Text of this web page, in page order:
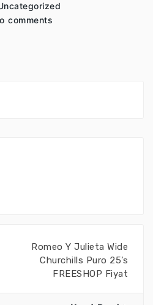
comments
Romeo Y Julieta Wide
Churchills Puro 25’s
FREESHOP Fiyat